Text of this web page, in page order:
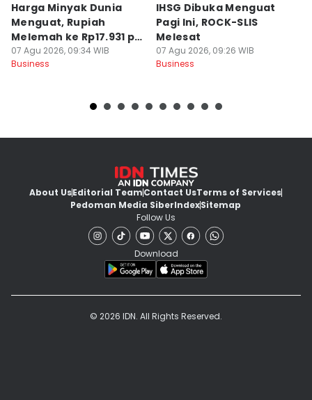
Harga Minyak Dunia
Menguat, Rupiah
Melemah ke Rp17.931 per
Dolar AS
07 Agu 2026, 09:34 WIB
Business
IHSG Dibuka Menguat
Pagi Ini, ROCK-SLIS
Melesat
07 Agu 2026, 09:26 WIB
Business
About UsEditorial TeamContact UsTerms of Services
Pedoman Media SiberIndexSitemap
Follow Us
Download
© 2026 IDN. All Rights Reserved.